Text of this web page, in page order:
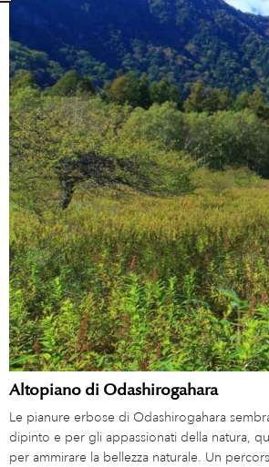
Altopiano di Odashirogahara
Le pianure erbose di Odashirogahara
dipinto e per gli appassionati della natura,
per ammirare la bellezza naturale. Un